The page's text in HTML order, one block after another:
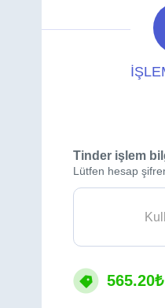
Tinder işlem
Lütfen hesap
565.20₺